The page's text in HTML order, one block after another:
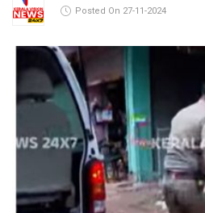
Posted On 27-11-2024